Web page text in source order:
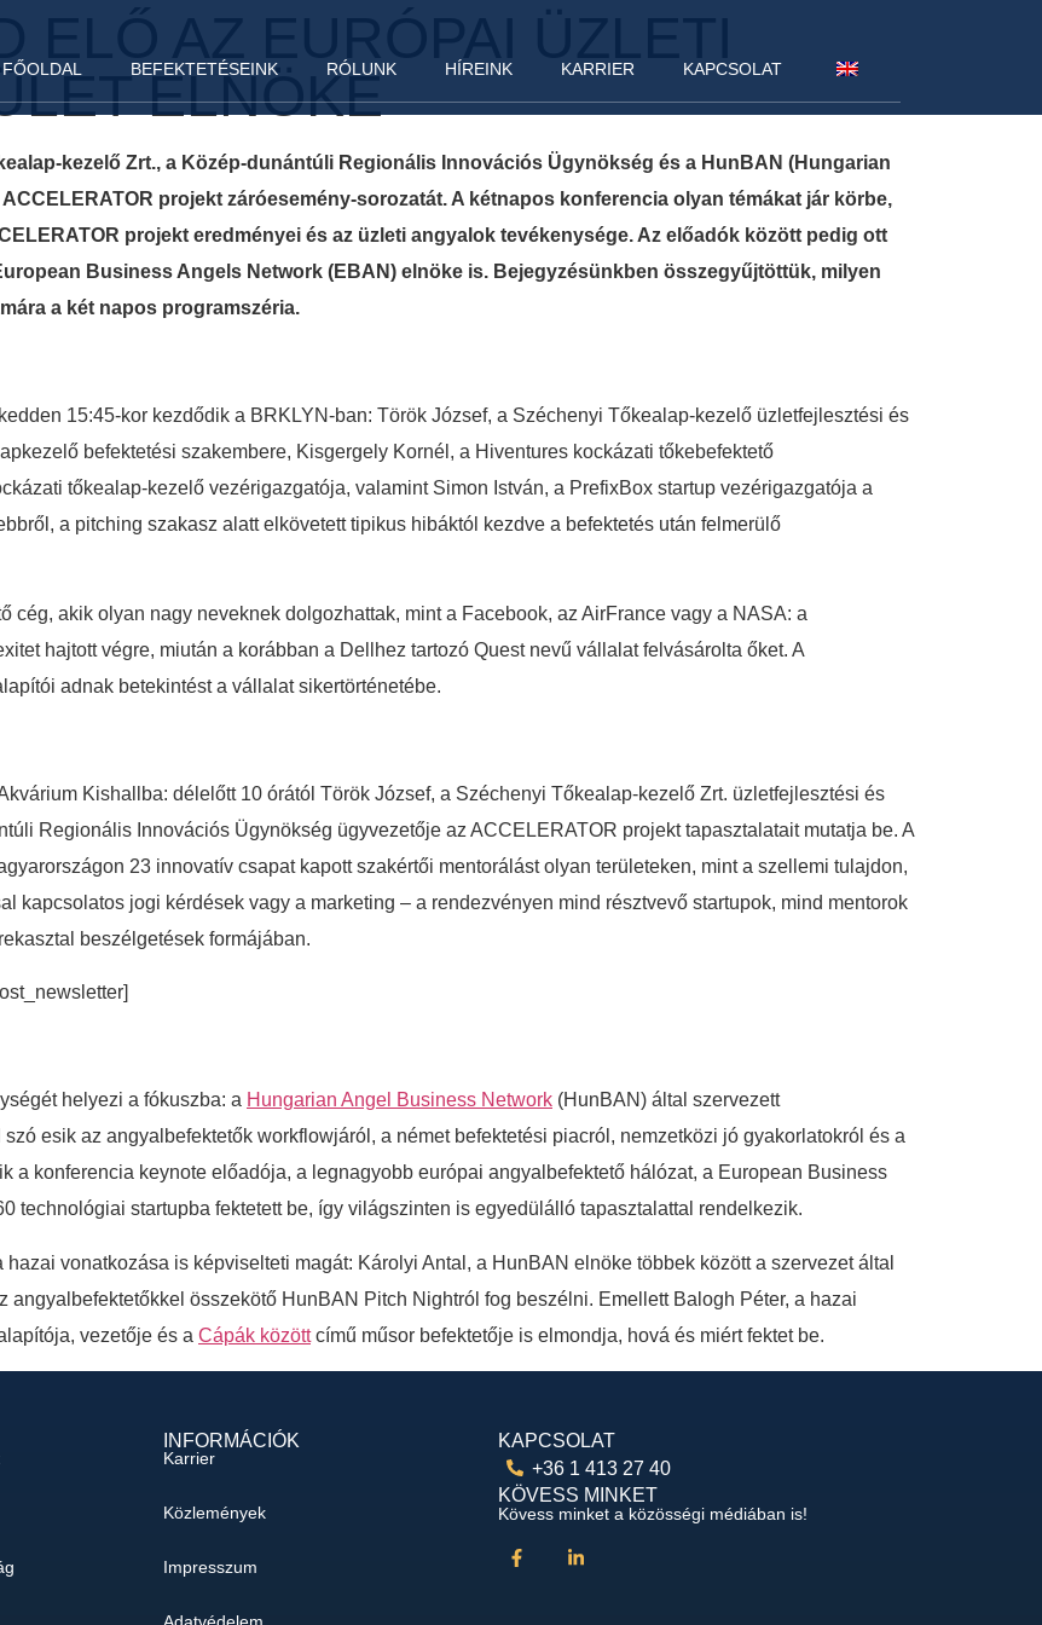
FŐOLDAL BEFEKTETÉSEINK RÓLUNK HÍREINK KARRIER KAPCSOLAT
ELŐ AZ EURÓPAI ÜZLETI
ELNÖKE
kezelő Zrt., a Közép-dunántúli Regionális Innovációs Ügynökség és a HunBAN (Hungarian
projekt záróesemény-sorozatát. A kétnapos konferencia olyan témákat jár körbe,
projekt eredményei és az üzleti angyalok tevékenysége. Az előadók között pedig ott
Business Angels Network (EBAN) elnöke is. Bejegyzésünkben összegyűjtöttük, milyen
a két napos programszéria.
15:45-kor kezdődik a BRKLYN-ban: Török József, a Széchenyi Tőkealap-kezelő üzletfejlesztési és
befektetési szakembere, Kisgergely Kornél, a Hiventures kockázati tőkebefektető
tőkealap-kezelő vezérigazgatója, valamint Simon István, a PrefixBox startup vezérigazgatója a
a pitching szakasz alatt elkövetett tipikus hibáktól kezdve a befektetés után felmerülő
cég, akik olyan nagy neveknek dolgozhattak, mint a Facebook, az AirFrance vagy a NASA: a
hajtott végre, miután a korábban a Dellhez tartozó Quest nevű vállalat felvásárolta őket. A
adnak betekintést a vállalat sikertörténetébe.
Kishallba: délelőtt 10 órától Török József, a Széchenyi Tőkealap-kezelő Zrt. üzletfejlesztési és
Regionális Innovációs Ügynökség ügyvezetője az ACCELERATOR projekt tapasztalatait mutatja be. A
23 innovatív csapat kapott szakértői mentorálást olyan területeken, mint a szellemi tulajdon,
kapcsolatos jogi kérdések vagy a marketing – a rendezvényen mind résztvevő startupok, mind mentorok
beszélgetések formájában.
helyezi a fókuszba: a Hungarian Angel Business Network (HunBAN) által szervezett
esik az angyalbefektetők workflowjáról, a német befektetési piacról, nemzetközi jó gyakorlatokról és a
a konferencia keynote előadója, a legnagyobb európai angyalbefektető hálózat, a European Business
technológiai startupba fektetett be, így világszinten is egyedülálló tapasztalattal rendelkezik.
vonatkozása is képviselteti magát: Károlyi Antal, a HunBAN elnöke többek között a szervezet által
angyalbefektetőkkel összekötő HunBAN Pitch Nightról fog beszélni. Emellett Balogh Péter, a hazai
vezetője és a Cápák közöttcímű műsor befektetője is elmondja, hová és miért fektet be.
INFORMÁCIÓK
Karrier
Közlemények
Impresszum
KAPCSOLAT
+36 1 413 27 40
KÖVESS MINKET
Kövess minket a közösségi médiában is!